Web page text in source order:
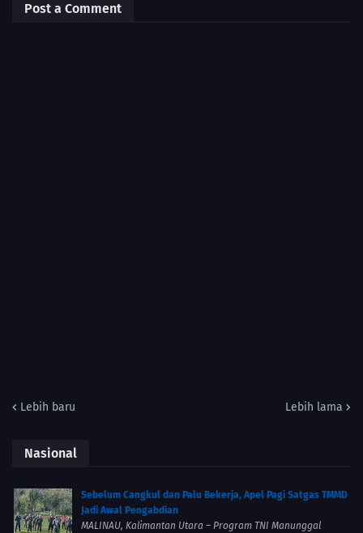
Post a Comment
Lebih baru Lebih lama
Nasional
Sebelum Cangkul dan Palu Bekerja, Apel Pagi Satgas TMMD
Jadi Awal Pengabdian
MALINAU, Kalimantan Utara – Program TNI Manunggal